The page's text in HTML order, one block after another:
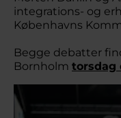
integrations- og
Københavns
Begge debatter
Bornholm torsdag